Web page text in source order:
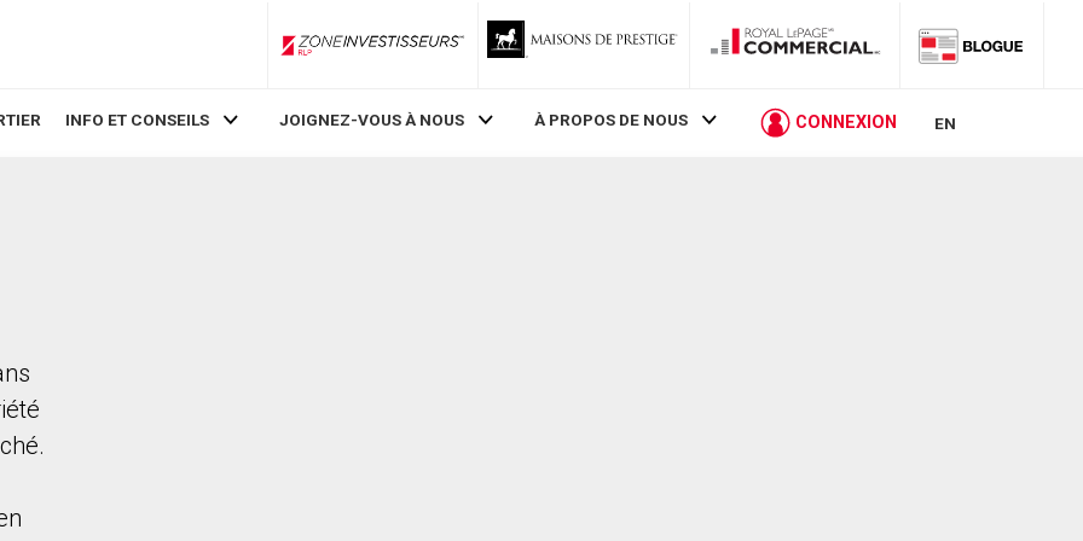
ZoneInvestisseurs RLP
INFO ET CONSEILS JOIGNEZ-VOUS À NOUS À PROPOS DE NOUS CONNEXION EN